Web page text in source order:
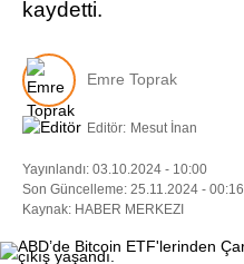
kaydetti.
Emre Toprak
Editör: Mesut İnan
Yayınlandı: 03.10.2024 - 10:00
Son Güncelleme: 25.11.2024 - 00:16
Kaynak: HABER MERKEZI